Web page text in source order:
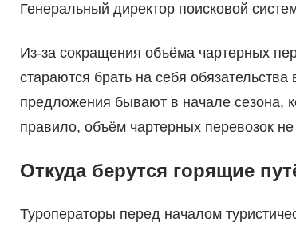
Генеральный директор поисковой
Из-за сокращения объёма чартерных
стараются брать на себя
предложения бывают в начале сезона,
правило, объём чартерных перевозок
Откуда берутся горящие
Туроператоры перед началом